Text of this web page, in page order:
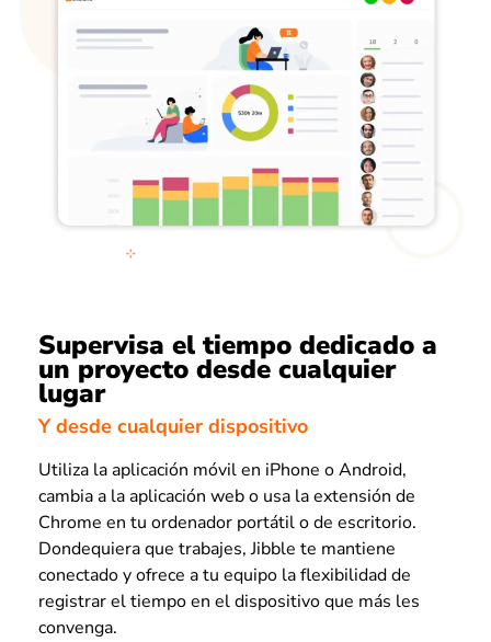
Supervisa el tiempo dedicado a
un proyecto desde cualquier
lugar
Y desde cualquier dispositivo
Utiliza la aplicación móvil en iPhone o Android,
cambia a la aplicación web o usa la extensión de
Chrome en tu ordenador portátil o de escritorio.
Dondequiera que trabajes, Jibble te mantiene
conectado y ofrece a tu equipo la flexibilidad de
registrar el tiempo en el dispositivo que más les
convenga.